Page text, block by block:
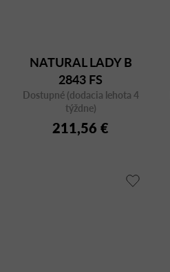
NATURAL LADY B
2843 FS
Dostupné (dodacia lehota 4
týždne)
211,56 €